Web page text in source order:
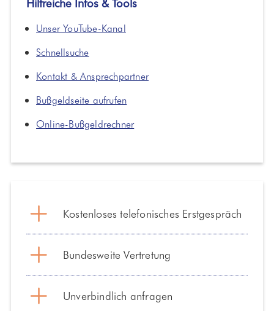
Unser YouTube-Kanal
Schnellsuche
Kontakt & Ansprechpartner
Bußgeldseite aufrufen
Online-Bußgeldrechner
Kostenloses telefonisches Erstgespräch
Bundesweite Vertretung
Unverbindlich anfragen